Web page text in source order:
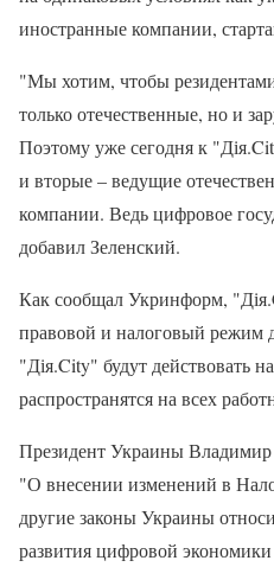
иностранные компании,
"Мы хотим, чтобы
только отечественные, но и
Поэтому уже сегодня к
и вторые – ведущие
компании. Ведь цифровое
добавил Зеленский.
Как сообщал Укринформ,
правовой и налоговый режим
"Дія.City" будут действовать
распространятся на всех
Президент Украины Владимир
"О внесении изменений в
другие законы Украины
развития цифровой